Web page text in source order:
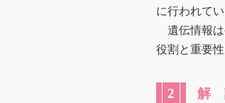
に行われてい
遺伝情報
役割と重要
2 解